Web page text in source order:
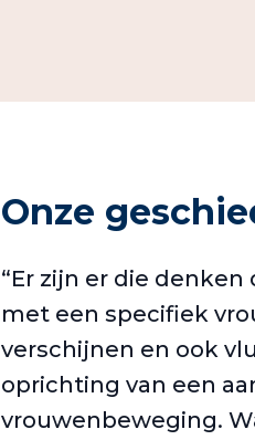
Onze
“Er zijn er die
met een specifiek
verschijnen en ook
oprichting van een
vrouwenbeweging.